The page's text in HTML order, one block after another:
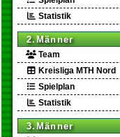
Statistik
2.Männer
Team
Kreisliga MTH Nord
Spielplan
Statistik
3.Männer